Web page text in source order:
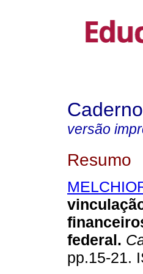
versão
Resumo
federal.
pp.15-21.